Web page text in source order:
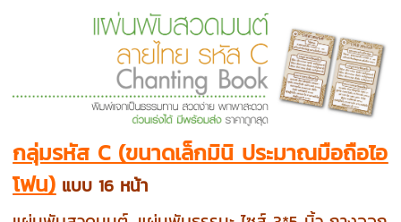
กลุ่มรหัส C (ขนาดเล็กมินิ ประมาณมือถือไอ
โฟน) แบบ 16 หน้า